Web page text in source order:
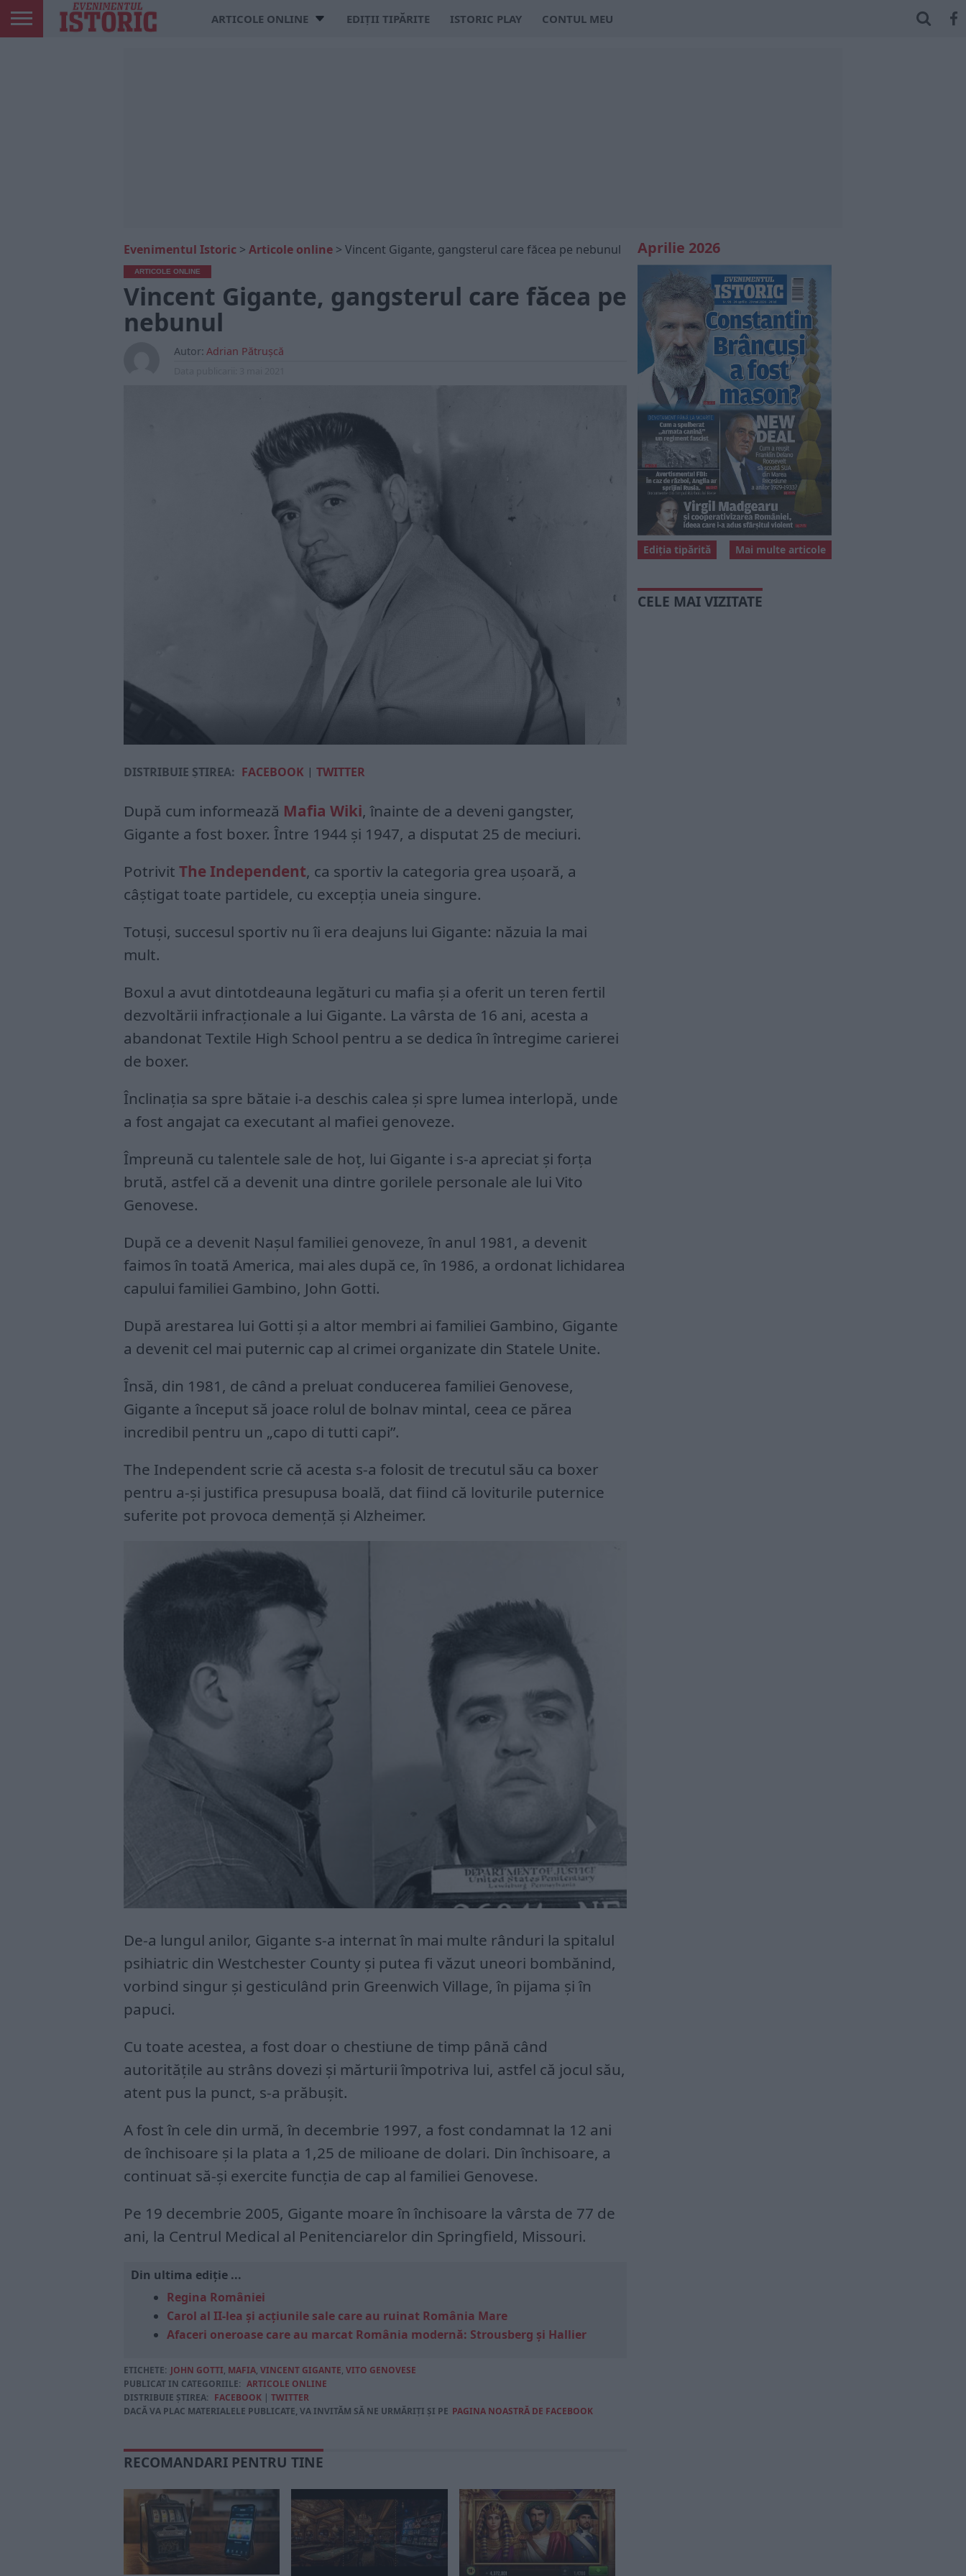
ARTICOLE ONLINE EDIȚII TIPĂRITE ISTORIC PLAY CONTUL MEU
Evenimentul Istoric > Articole online > Vincent Gigante, gangsterul care făcea pe nebunul
ARTICOLE ONLINE
Vincent Gigante, gangsterul care făcea pe
nebunul
Autor: Adrian Pătrușcă
DISTRIBUIE ȘTIREA: FACEBOOK | TWITTER
După cum informează Mafia Wiki, înainte de a deveni gangster,
Gigante a fost boxer. Între 1944 și 1947, a disputat 25 de meciuri.
Potrivit The Independent, ca sportiv la categoria grea ușoară, a
câștigat toate partidele, cu excepția uneia singure.
Totuși, succesul sportiv nu îi era deajuns lui Gigante: năzuia la mai
mult.
Boxul a avut dintotdeauna legături cu mafia și a oferit un teren fertil
dezvoltării infracționale a lui Gigante. La vârsta de 16 ani, acesta a
abandonat Textile High School pentru a se dedica în întregime carierei
de boxer.
Înclinația sa spre bătaie i-a deschis calea și spre lumea interlopă, unde
a fost angajat ca executant al mafiei genoveze.
Împreună cu talentele sale de hoț, lui Gigante i s-a apreciat și forța
brută, astfel că a devenit una dintre gorilele personale ale lui Vito
Genovese.
După ce a devenit Nașul familiei genoveze, în anul 1981, a devenit
faimos în toată America, mai ales după ce, în 1986, a ordonat lichidarea
capului familiei Gambino, John Gotti.
După arestarea lui Gotti și a altor membri ai familiei Gambino, Gigante
a devenit cel mai puternic cap al crimei organizate din Statele Unite.
Însă, din 1981, de când a preluat conducerea familiei Genovese,
Gigante a început să joace rolul de bolnav mintal, ceea ce părea
incredibil pentru un „capo di tutti capi”.
The Independent scrie că acesta s-a folosit de trecutul său ca boxer
pentru a-și justifica presupusa boală, dat fiind că loviturile puternice
suferite pot provoca demență și Alzheimer.
De-a lungul anilor, Gigante s-a internat în mai multe rânduri la spitalul
psihiatric din Westchester County și putea fi văzut uneori bombănind,
vorbind singur și gesticulând prin Greenwich Village, în pijama și în
papuci.
Cu toate acestea, a fost doar o chestiune de timp până când
autoritățile au strâns dovezi și mărturii împotriva lui, astfel că jocul său,
atent pus la punct, s-a prăbușit.
A fost în cele din urmă, în decembrie 1997, a fost condamnat la 12 ani
de închisoare și la plata a 1,25 de milioane de dolari. Din închisoare, a
continuat să-și exercite funcția de cap al familiei Genovese.
Pe 19 decembrie 2005, Gigante moare în închisoare la vârsta de 77 de
ani, la Centrul Medical al Penitenciarelor din Springfield, Missouri.
Din ultima ediție ...
Regina României
Carol al II-lea și acțiunile sale care au ruinat România Mare
Afaceri oneroase care au marcat România modernă: Strousberg și Hallier
ETICHETE: JOHN GOTTI, MAFIA, VINCENT GIGANTE, VITO GENOVESE
PUBLICAT IN CATEGORIILE: ARTICOLE ONLINE
DISTRIBUIE ȘTIREA: FACEBOOK | TWITTER
DACĂ VA PLAC MATERIALELE PUBLICATE, VA INVITĂM SĂ NE URMĂRIȚI ȘI PE PAGINA NOASTRĂ DE FACEBOOK
RECOMANDARI PENTRU TINE
Aprilie 2026
Mai multe articole
Ediția tipărită
CELE MAI VIZITATE